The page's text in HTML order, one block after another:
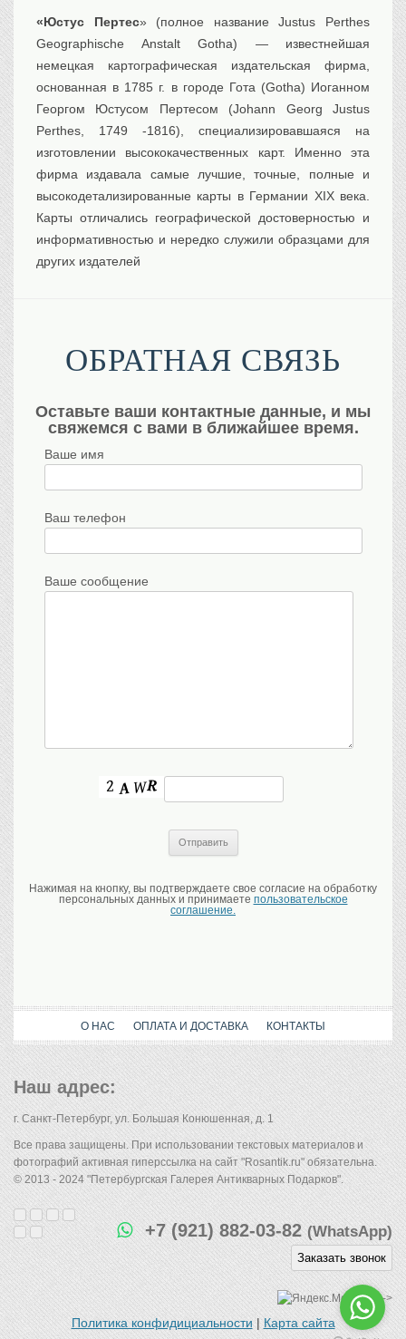
«Юстус Пертес» (полное название Justus Perthes
Geographische Anstalt Gotha) — известнейшая
немецкая картографическая издательская фирма,
основанная в 1785 г. в городе Гота (Gotha) Иоганном
Георгом Юстусом Пертесом (Johann Georg Justus
Perthes, 1749 -1816), специализировавшаяся на
изготовлении высококачественных карт. Именно эта
фирма издавала самые лучшие, точные, полные и
высокодетализированные карты в Германии XIX века.
Карты отличались географической достоверностью и
информативностью и нередко служили образцами для
других издателей
ОБРАТНАЯ СВЯЗЬ
Оставьте ваши контактные данные, и мы
свяжемся с вами в ближайшее время.
Ваше имя
Ваш телефон
Ваше сообщение
Нажимая на кнопку, вы подтверждаете свое согласие на обработку
персональных данных и принимаете пользовательское
соглашение.
О НАС ОПЛАТА И ДОСТАВКА КОНТАКТЫ
Наш адрес:
г. Санкт-Петербург, ул. Большая Конюшенная, д. 1
Все права защищены. При использовании текстовых материалов и
фотографий активная гиперссылка на сайт "Rosantik.ru" обязательна.
© 2013 - 2024 "Петербургская Галерея Антикварных Подарков".
+7 (921) 882-03-82(WhatsApp)
Заказать звонок
-->
Политика конфидициальности|Карта сайта